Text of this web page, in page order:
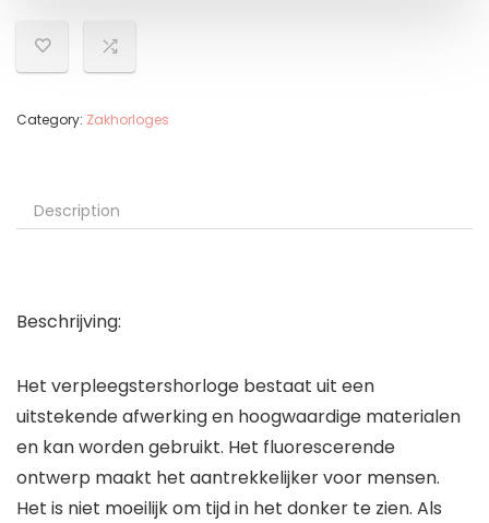
Category: Zakhorloges
Description
Beschrijving:
Het verpleegstershorloge bestaat uit een
uitstekende afwerking en hoogwaardige materialen
en kan worden gebruikt. Het fluorescerende
ontwerp maakt het aantrekkelijker voor mensen.
Het is niet moeilijk om tijd in het donker te zien. Als